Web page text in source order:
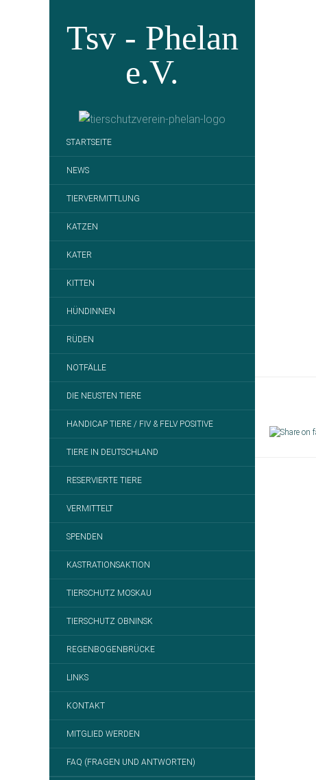
Tsv - Phelan
e.V.
STARTSEITE
NEWS
TIERVERMITTLUNG
KATZEN
KATER
KITTEN
HÜNDINNEN
RÜDEN
NOTFÄLLE
DIE NEUSTEN TIERE
HANDICAP TIERE / FIV & FELV POSITIVE
TIERE IN DEUTSCHLAND
RESERVIERTE TIERE
VERMITTELT
SPENDEN
KASTRATIONSAKTION
TIERSCHUTZ MOSKAU
TIERSCHUTZ OBNINSK
REGENBOGENBRÜCKE
LINKS
KONTAKT
MITGLIED WERDEN
FAQ (FRAGEN UND ANTWORTEN)